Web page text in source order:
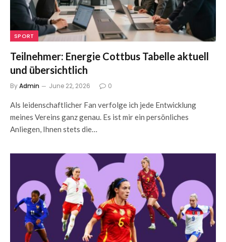
SPORT
Teilnehmer: Energie Cottbus Tabelle aktuell
und übersichtlich
ByAdmin June 22, 2026 0
Als leidenschaftlicher Fan verfolge ich jede Entwicklung
meines Vereins ganz genau. Es ist mir ein persönliches
Anliegen, Ihnen stets die…